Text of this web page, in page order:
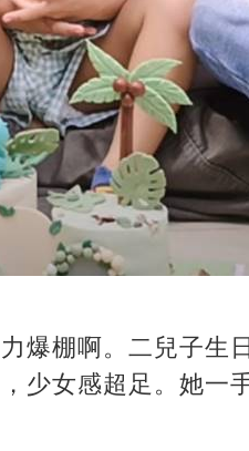
爆棚啊。二兒子生
少女感超足。她一